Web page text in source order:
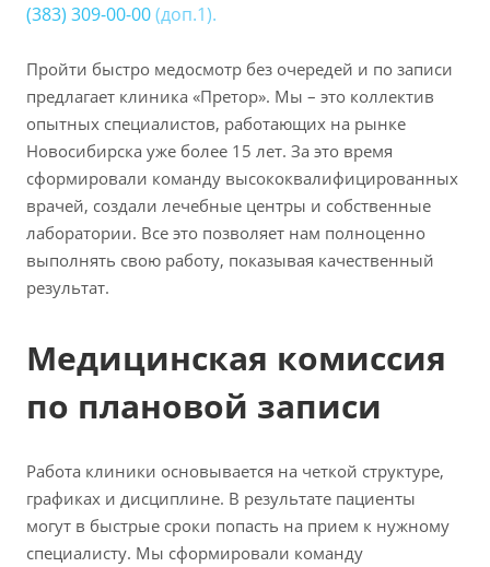
(383) 309-00-00(доп.1).
Пройти быстро медосмотр без очередей и по записи
предлагает клиника «Претор». Мы – это коллектив
опытных специалистов, работающих на рынке
Новосибирска уже более 15 лет. За это время
сформировали команду высококвалифицированных
врачей, создали лечебные центры и собственные
лаборатории. Все это позволяет нам полноценно
выполнять свою работу, показывая качественный
результат.
Медицинская комиссия
по плановой записи
Работа клиники основывается на четкой структуре,
графиках и дисциплине. В результате пациенты
могут в быстрые сроки попасть на прием к нужному
специалисту. Мы сформировали команду